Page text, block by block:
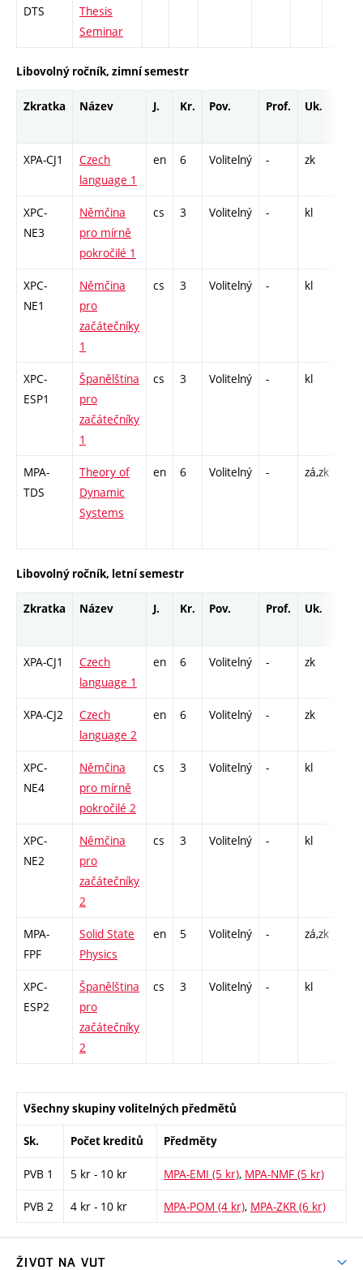
DTS
Thesis
Seminar
Libovolný ročník, zimní semestr
Zkratka Název J. Kr. Pov. Prof. Uk.
XPA-CJ1
Czech
language 1
en 6 Volitelný - zk
XPC-
NE3
Němčina
pro mírně
pokročilé 1
cs 3 Volitelný - kl
XPC-
NE1
Němčina
pro
začátečníky
1
cs 3 Volitelný - kl
XPC-
ESP1
Španělština
pro
začátečníky
1
cs 3 Volitelný - kl
MPA-
TDS
Theory of
Dynamic
Systems
en 6 Volitelný - zá,zk
Libovolný ročník, letní semestr
Zkratka Název J. Kr. Pov. Prof. Uk.
XPA-CJ1
Czech
language 1
en 6 Volitelný - zk
XPA-CJ2
Czech
language 2
en 6 Volitelný - zk
XPC-
NE4
Němčina
pro mírně
pokročilé 2
cs 3 Volitelný - kl
XPC-
NE2
Němčina
pro
začátečníky
2
cs 3 Volitelný - kl
MPA-
FPF
Solid State
Physics
en 5 Volitelný - zá,zk
XPC-
ESP2
Španělština
pro
začátečníky
2
cs 3 Volitelný - kl
Všechny skupiny volitelných předmětů
Sk. Počet kreditů Předměty
PVB 1 5 kr - 10 kr MPA-EMI (5 kr), MPA-NMF (5 kr)
PVB 2 4 kr - 10 kr MPA-POM (4 kr), MPA-ZKR (6 kr)
ŽIVOT NA VUT